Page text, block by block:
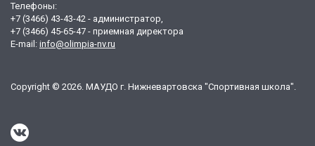
Телефоны:
+7 (3466) 43-43-42 - администратор,
+7 (3466) 45-65-47 - приемная директора
E-mail: info@olimpia-nv.ru
Copyright © 2026. МАУДО г. Нижневартовска "Спортивная школа".